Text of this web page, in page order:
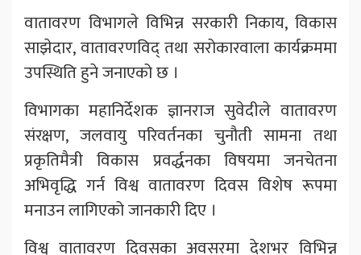
वातावरण विभागले विभिन्न सरकारी निकाय, विकास
साझेदार, वातावरणविद् तथा सरोकारवाला कार्यक्रममा
उपस्थिति हुने जनाएको छ ।
विभागका महानिर्देशक ज्ञानराज सुवेदीले वातावरण
संरक्षण, जलवायु परिवर्तनका चुनौती सामना तथा
प्रकृतिमैत्री विकास प्रवर्द्धनका विषयमा जनचेतना
अभिवृद्धि गर्न विश्व वातावरण दिवस विशेष रूपमा
मनाउन लागिएको जानकारी दिए ।
विश्व वातावरण दिवसका अवसरमा देशभर विभिन्न